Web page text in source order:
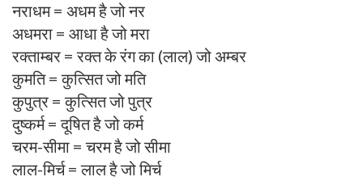
नराधम = अधम है जो नर
अधमरा = आधा है जो मरा
रक्ताम्बर = रक्त के रंग का (लाल) जो अम्बर
कुमति = कुत्सित जो मति
कुपुत्र = कुत्सित जो पुत्र
दुष्कर्म = दूषित है जो कर्म
चरम-सीमा = चरम है जो सीमा
लाल-मिर्च = लाल है जो मिर्च